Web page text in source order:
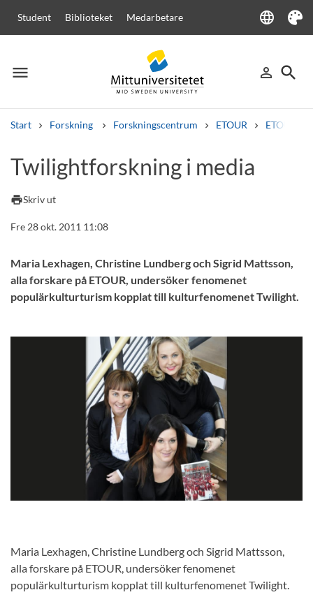
Student Biblioteket Medarbetare language
Language
Tema
menu
Meny person_outline
Logga in
search
Sök
Start Forskning Forskningscentrum ETOUR ETOUR i
Andra söktjänster
Kurser och program
Twilightforskning i media
printSkriv ut
Fre 28 okt. 2011 11:08
Maria Lexhagen, Christine Lundberg och Sigrid Mattsson,
alla forskare på ETOUR, undersöker fenomenet
populärkulturturism kopplat till kulturfenomenet Twilight.
Maria Lexhagen, Christine Lundberg och Sigrid Mattsson,
alla forskare på ETOUR, undersöker fenomenet
populärkulturturism kopplat till kulturfenomenet Twilight.